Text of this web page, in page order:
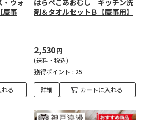
ウォ
慶事
る
はらぺこあおむし キッチン洗
剤＆タオルセットＢ【慶事用】
2,530円
(送料・税込)
獲得ポイント : 25
詳細 カートに入れる